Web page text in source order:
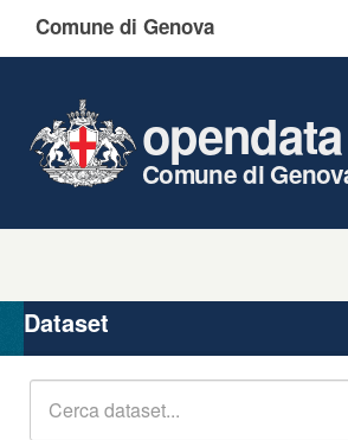
Comune di Genova
opendata
Comune di
Organizzazioni
Gruppi
Dataset